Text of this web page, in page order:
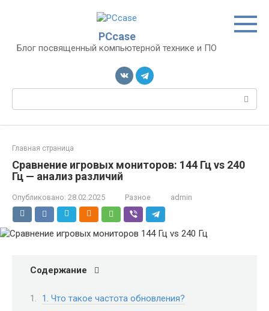
PCcase
Блог посвященный компьютерной технике и ПО
Поиск:
Главная страница
Сравнение игровых мониторов: 144 Гц vs 240
Гц — анализ различий
Опубликовано: 28.02.2025 Разное admin
Содержание
1. Что такое частота обновления?